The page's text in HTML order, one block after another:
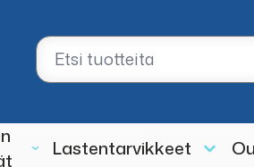
Lastentarvikkeet